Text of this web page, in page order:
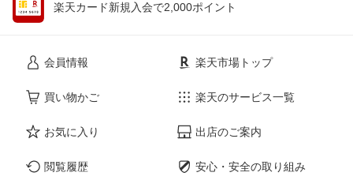
楽天カード新規入会で2,000ポイント
会員情報
買い物かご
お気に入り
閲覧履歴
楽天市場トップ
楽天のサービス一覧
出店のご案内
安心・安全の取り組み